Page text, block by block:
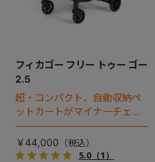
フィカゴー フリー トゥー ゴー
2.5
超・コンパクト、自動収納ペ
ットカートがマイナーチェン
ジ！
￥44,000
5.0（1）